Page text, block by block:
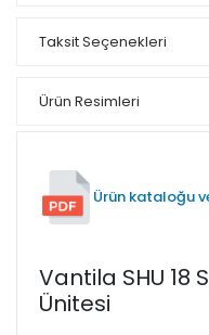
Taksit Seçenekleri
Ürün Resimleri
Ürün kataloğu
Vantila SHU 18
Ünitesi